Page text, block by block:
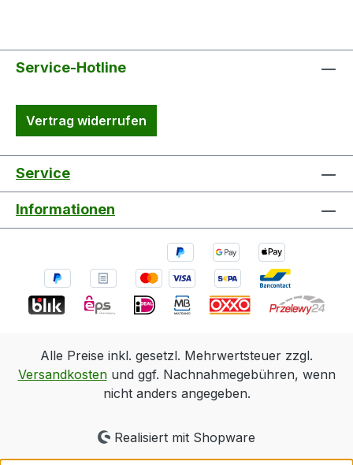
Service-Hotline
Vertrag widerrufen
Service
Informationen
Alle Preise inkl. gesetzl. Mehrwertsteuer zzgl.
Versandkostenund ggf. Nachnahmegebühren, wenn
nicht anders angegeben.
Realisiert mit Shopware